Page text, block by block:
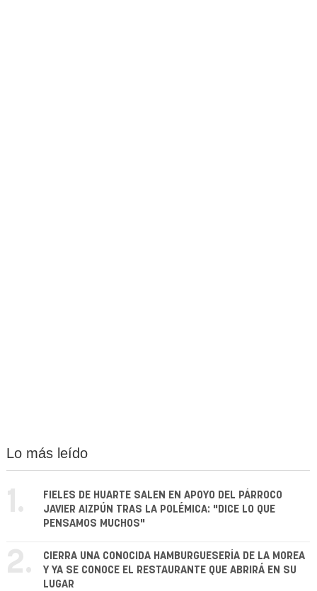
Lo más leído
1.
FIELES DE HUARTE SALEN EN APOYO DEL PÁRROCO
JAVIER AIZPÚN TRAS LA POLÉMICA: "DICE LO QUE
PENSAMOS MUCHOS"
2.
CIERRA UNA CONOCIDA HAMBURGUESERÍA DE LA MOREA
Y YA SE CONOCE EL RESTAURANTE QUE ABRIRÁ EN SU
LUGAR